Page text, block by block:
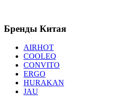
Бренды Китая
AIRHOT
COOLEQ
CONVITO
ERGO
HURAKAN
JAU